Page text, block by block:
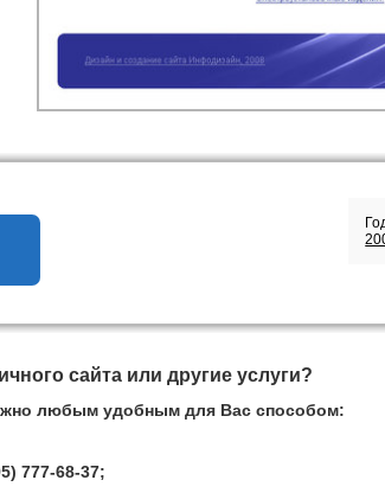
сайта или другие услуги?
любым удобным для Вас способом:
777-68-37;